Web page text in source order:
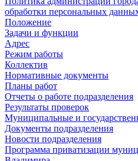
обработки персональных
Положение
Задачи и функции
Адрес
Режим работы
Коллектив
Нормативные документы
Планы работ
Отчеты о работе подразделения
Результаты проверок
Муниципальные и
Документы подразделения
Новости подразделения
Программа приватизации